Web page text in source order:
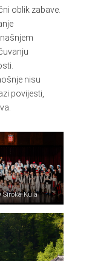
oblik zabave.
nisu
povijesti,
Široka Kula